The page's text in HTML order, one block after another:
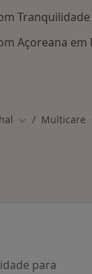
Açoreana em
Mudar deMulticare
para